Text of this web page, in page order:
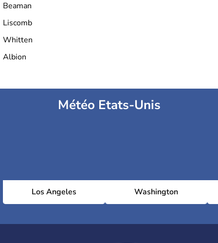
Beaman
Liscomb
Whitten
Albion
Météo Etats-Unis
Los Angeles Washington